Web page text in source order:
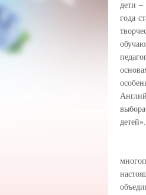
дети –
года
детей».
В